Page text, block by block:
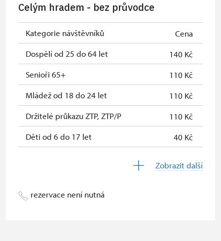
Celým hradem - bez průvodce
Kategorie návštěvníků
Cena
Dospělí od 25 do 64 let
140 Kč
Senioři 65+
110 Kč
Mládež od 18 do 24 let
110 Kč
Držitelé průkazu ZTP, ZTP/P
110 Kč
Děti od 6 do 17 let
40 Kč
Pedagogický dozor (pro školní
Zobrazit další
rezervace není nutná